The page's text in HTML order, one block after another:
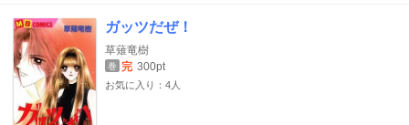
ガッツだぜ！
草薙竜樹
巻 完 300pt
お気に入り：4人